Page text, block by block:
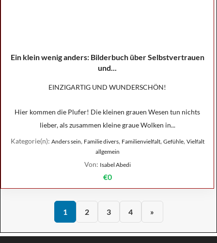
Ein klein wenig anders: Bilderbuch über Selbstvertrauen
und...
EINZIGARTIG UND WUNDERSCHÖN!
Hier kommen die Plufer! Die kleinen grauen Wesen tun nichts
lieber, als zusammen kleine graue Wolken in...
Kategorie(n): Anders sein, Familie divers, Familienvielfalt, Gefühle, Vielfalt
allgemein
Von: Isabel Abedi
€0
1 2 3 4 »